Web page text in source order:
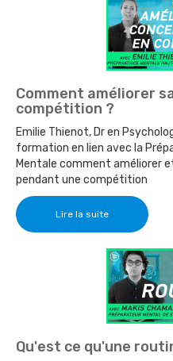
Comment améliorer
compétition ?
Emilie Thienot, Dr en
formation en lien avec la
Mentale comment améliorer
pendant une compétition
Lire la suite
Qu'est ce qu'une